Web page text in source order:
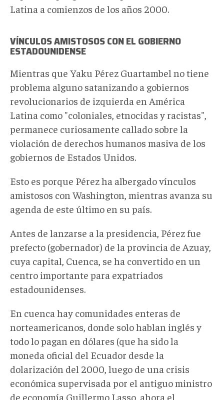
Latina a comienzos de los años 2000.
VÍNCULOS AMISTOSOS CON EL GOBIERNO
ESTADOUNIDENSE
Mientras que Yaku Pérez Guartambel no tiene
problema alguno satanizando a gobiernos
revolucionarios de izquierda en América
Latina como "coloniales, etnocidas y racistas",
permanece curiosamente callado sobre la
violación de derechos humanos masiva de los
gobiernos de Estados Unidos.
Esto es porque Pérez ha albergado vínculos
amistosos con Washington, mientras avanza su
agenda de este último en su país.
Antes de lanzarse a la presidencia, Pérez fue
prefecto (gobernador) de la provincia de Azuay,
cuya capital, Cuenca, se ha convertido en un
centro importante para expatriados
estadounidenses.
En cuenca hay comunidades enteras de
norteamericanos, donde solo hablan inglés y
todo lo pagan en dólares (que ha sido la
moneda oficial del Ecuador desde la
dolarización del 2000, luego de una crisis
económica supervisada por el antiguo ministro
de economía Guillermo Lasso, ahora el